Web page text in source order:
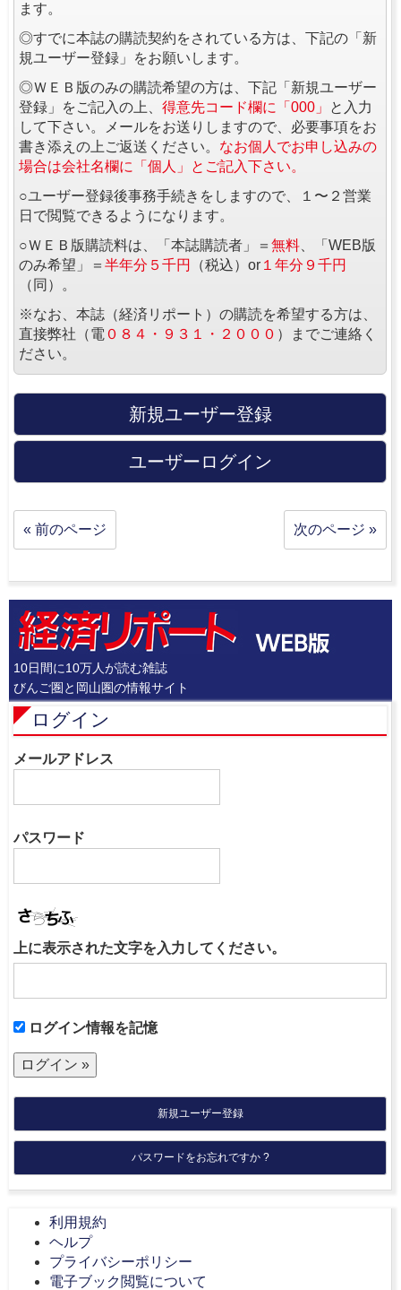
ます。
◎すでに本誌の購読契約をされている方は、下記の「新
規ユーザー登録」をお願いします。
◎ＷＥＢ版のみの購読希望の方は、下記「新規ユーザー
登録」をご記入の上、 得意先コード欄に「000」
と入力
して下さい。メールをお送りしますので、必要事項をお
書き添えの上ご返送ください。 なお個人でお申し込みの
場合は会社名欄に「個人」とご記入下さい。
○ユーザー登録後事務手続きをしますので、１〜２営業
日で閲覧できるようになります。
○ＷＥＢ版購読料は、「本誌購読者」＝ 無料 、「WEB版
のみ希望」＝ 半年分５千円 （税込）or １年分９千円
（同）。
※なお、本誌（経済リポート）の購読を希望する方は、
直接弊社（電 ０８４・９３１・２０００ ）までご連絡く
ださい。
新規ユーザー登録
ユーザーログイン
« 前のページ 次のページ »
10日間に10万人が読む雑誌
びんご圏と岡山圏の情報サイト
ログイン
メールアドレス
パスワード
上に表示された文字を入力してください。
ログイン情報を記憶
新規ユーザー登録
パスワードをお忘れですか ?
利用規約
ヘルプ
プライバシーポリシー
電子ブック閲覧について